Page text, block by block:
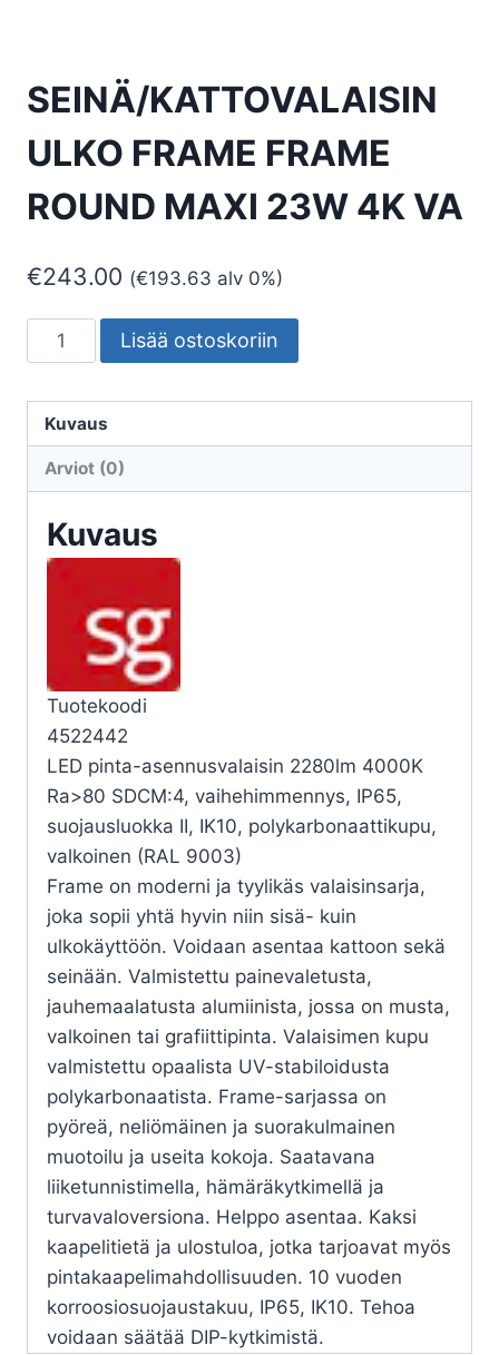
SEINÄ/KATTOVALAISIN
ULKO FRAME FRAME
ROUND MAXI 23W 4K VA
€243.00 (€193.63 alv 0%)
SEINÄ/KATTOVALAISIN
ULKO
FRAME
ROUND
4K
VA
Lisää ostoskoriin
Kuvaus
Arviot (0)
Kuvaus
Tuotekoodi
4522442
LED pinta-asennusvalaisin 2280lm 4000K
Ra>80 SDCM:4, vaihehimmennys, IP65,
suojausluokka II, IK10, polykarbonaattikupu,
valkoinen (RAL 9003)
Frame on moderni ja tyylikäs valaisinsarja,
joka sopii yhtä hyvin niin sisä- kuin
ulkokäyttöön. Voidaan asentaa kattoon sekä
seinään. Valmistettu painevaletusta,
jauhemaalatusta alumiinista, jossa on musta,
valkoinen tai grafiittipinta. Valaisimen kupu
valmistettu opaalista UV-stabiloidusta
polykarbonaatista. Frame-sarjassa on
pyöreä, neliömäinen ja suorakulmainen
muotoilu ja useita kokoja. Saatavana
liiketunnistimella, hämäräkytkimellä ja
turvavaloversiona. Helppo asentaa. Kaksi
kaapelitietä ja ulostuloa, jotka tarjoavat myös
pintakaapelimahdollisuuden. 10 vuoden
korroosiosuojaustakuu, IP65, IK10. Tehoa
voidaan säätää DIP-kytkimistä.